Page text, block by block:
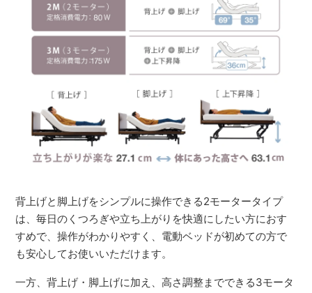
背上げと脚上げをシンプルに操作できる2モータータイプ
は、毎日のくつろぎや立ち上がりを快適にしたい方におす
すめで、操作がわかりやすく、電動ベッドが初めての方で
も安心してお使いいただけます。
一方、背上げ・脚上げに加え、高さ調整までできる3モータ